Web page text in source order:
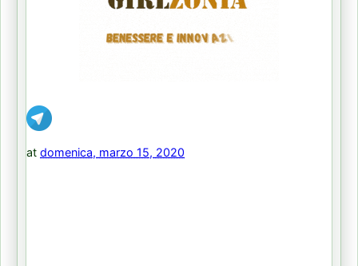
at domenica, marzo 15, 2020